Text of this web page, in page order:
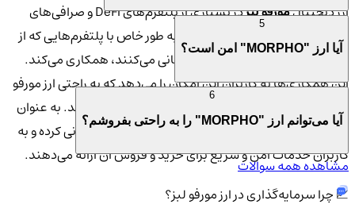
ارز دیجیتالمورفو لبز
در بسیاری از پلتفرم‌های DeFi و صرافی‌های
معتبر در دسترس قرار دارد. این ارز به طور خاص با پلتفرم‌هایی که از
پروتکل‌های مالی غیرمتمرکز پشتیبانی می‌کنند، همکاری می‌کند.
این همکاری‌ها به کاربران این امکان را می‌دهد که به راحتی ارز مورفو
را خریداری کرده و در معاملات مختلف از آن استفاده کنند. به عنوان
مثال، پلتفرم‌هایی مانند کیف پول من از این ارز پشتیبانی کرده و به
کاربران خدمات امن و سریع برای خرید و فروش آن ارائه می‌دهند.
📈 چرا سرمایه‌گذاری در ارز مورفو لبز؟
آیا ارز "MORPHO" امن است؟
آیا می‌توانم ارز "MORPHO" را به راحتی بفروشم؟
مشاهده همه سوالات